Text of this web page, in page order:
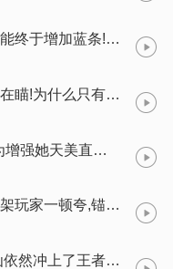
《王者荣耀》宫本武藏四次重做技能终于增加蓝条!无敌的他回来了?
《王者荣耀》干将vs守约一样都是在瞄!为什么只有守约被万人唾骂?
《王者荣耀》S21版本之子已定?为增强她天美直接修改了游戏规则!什么鬼?
《王者荣耀》到底是哪些皮肤刚上架玩家一顿夸,锚点一出却被吐槽得厉害?快来看!
《王者荣耀》被演员不断狙击,剑仙依然冲上了王者101星?厉害!